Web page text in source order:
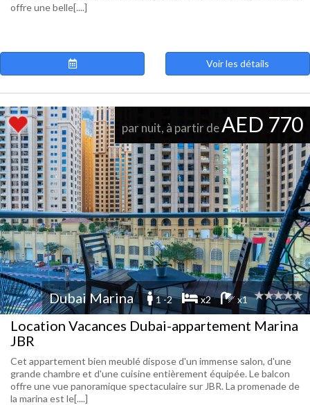
offre une belle[....]
Voir les détails
par nuit, à partir deAED 770
Dubai Marina 1 -2 x2 x1
Location Vacances Dubai-appartement Marina
JBR
Cet appartement bien meublé dispose d'un immense salon, d'une
grande chambre et d'une cuisine entièrement équipée. Le balcon
offre une vue panoramique spectaculaire sur JBR. La promenade de
la marina est le[....]